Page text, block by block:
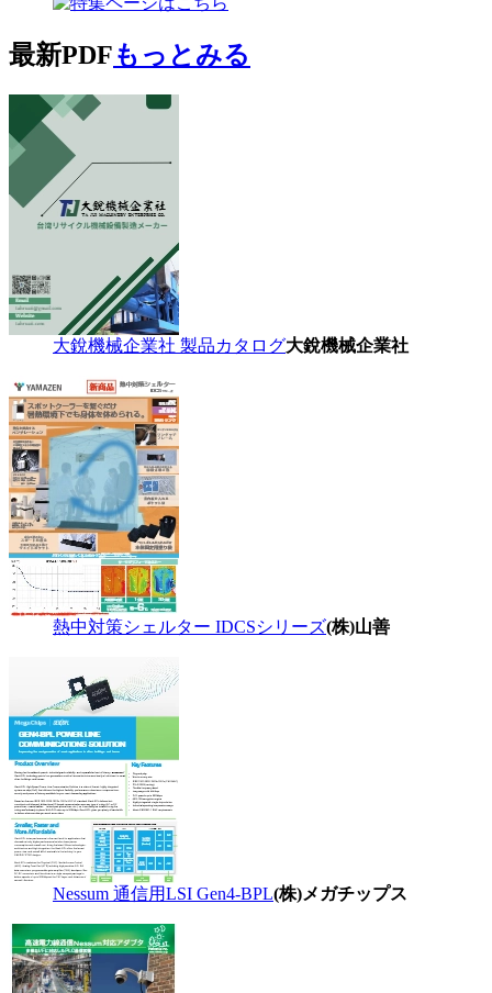
最新PDFもっとみる
大銳機械企業社 製品カタログ大銳機械企業社
熱中対策シェルター IDCSシリーズ(株)山善
Nessum 通信用LSI Gen4-BPL(株)メガチップス